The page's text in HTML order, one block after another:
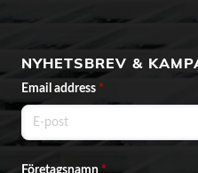
NYHETSBREV &
Email address *
Företagsnamn *